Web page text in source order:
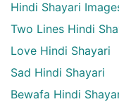
Hindi Shayari
Two Lines Hindi
Love Hindi Shayari
Sad Hindi Shayari
Bewafa Hindi